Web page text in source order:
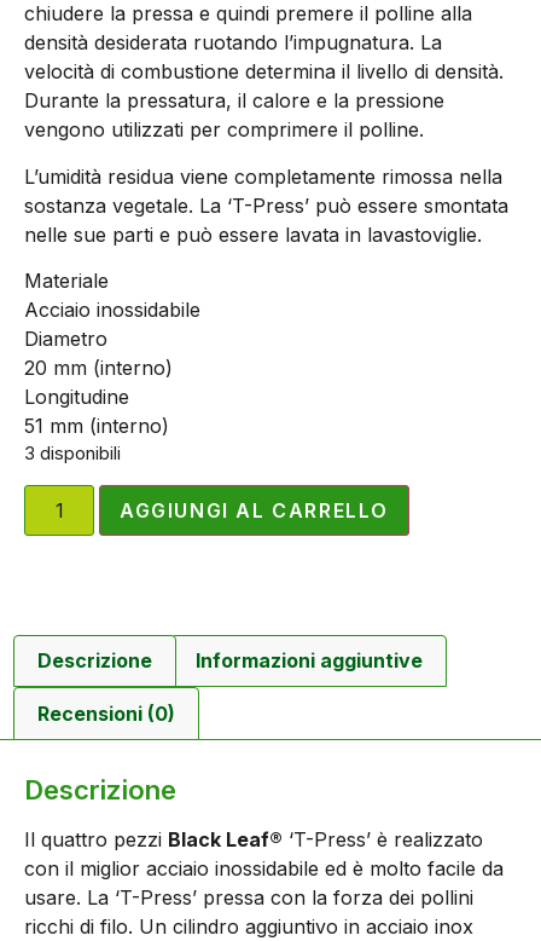
chiudere la pressa e quindi premere il polline alla
densità desiderata ruotando l’impugnatura. La
velocità di combustione determina il livello di densità.
Durante la pressatura, il calore e la pressione
vengono utilizzati per comprimere il polline.
L’umidità residua viene completamente rimossa nella
sostanza vegetale. La ‘T-Press’ può essere smontata
nelle sue parti e può essere lavata in lavastoviglie.
Materiale
Acciaio inossidabile
Diametro
20 mm (interno)
Longitudine
51 mm (interno)
3 disponibili
AGGIUNGI AL CARRELLO
Descrizione Informazioni aggiuntive
Recensioni (0)
Descrizione
Il quattro pezzi Black Leaf® ‘T-Press’ è realizzato
con il miglior acciaio inossidabile ed è molto facile da
usare. La ‘T-Press’ pressa con la forza dei pollini
ricchi di filo. Un cilindro aggiuntivo in acciaio inox